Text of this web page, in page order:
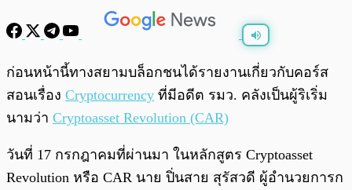
พร้อมเล่น 0:00/ 0:00
ก่อนหน้านี้ทางสยามบล็อกชนได้รายงานเกี่ยวกับคอร์ส
สอนเรื่อง Cryptocurrency ที่มีอดีต รมว. คลังเป็นผู้ริเริ่ม
นามว่า Cryptoasset Revolution (CAR)
วันที่ 17 กรกฎาคมที่ผ่านมา ในหลักสูตร Cryptoasset
Revolution หรือ CAR นาย ปิ่นสาย สุรัสวดี ผู้อำนวยการก